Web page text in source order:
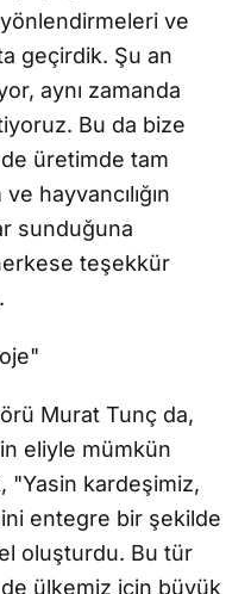
yönlendirmeleri ve
geçirdik. Şu an
aynı zamanda
Bu da bize
üretimde tam
ve hayvancılığın
sunduğuna
teşekkür
Murat Tunç da,
eliyle mümkün
"Yasin kardeşimiz,
entegre bir şekilde
oluşturdu. Bu tür
ülkemiz için büyük